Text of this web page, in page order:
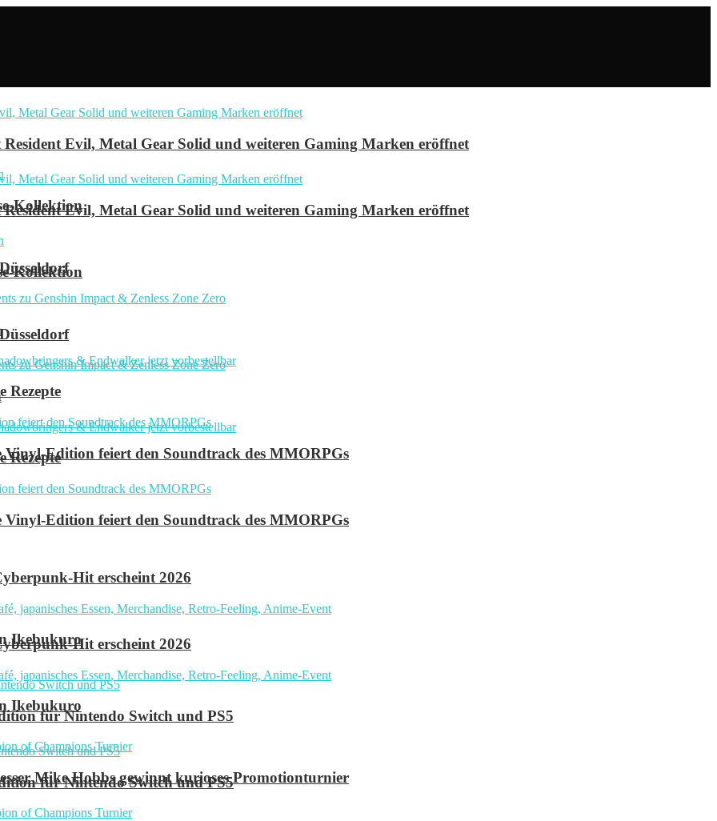
Evil, Metal Gear Solid und weiteren Gaming Marken eröffnet
Kollektion
Rezepte
Edition feiert den Soundtrack des MMORPGs
Hit erscheint 2026
Ikebukuro
für Nintendo Switch und PS5
Mike Hobbs gewinnt kurioses Promotionturnier
Evil, Metal Gear Solid und weiteren Gaming Marken eröffnet
Kollektion
Rezepte
Edition feiert den Soundtrack des MMORPGs
Hit erscheint 2026
Ikebukuro
für Nintendo Switch und PS5